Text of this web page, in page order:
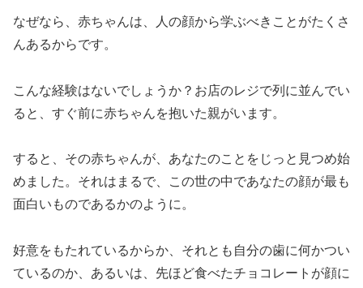
なぜなら、赤ちゃんは、人の顔から学ぶべきことがたくさ
んあるからです。
こんな経験はないでしょうか？お店のレジで列に並んでい
ると、すぐ前に赤ちゃんを抱いた親がいます。
すると、その赤ちゃんが、あなたのことをじっと見つめ始
めました。それはまるで、この世の中であなたの顔が最も
面白いものであるかのように。
好意をもたれているからか、それとも自分の歯に何かつい
ているのか、あるいは、先ほど食べたチョコレートが顔に